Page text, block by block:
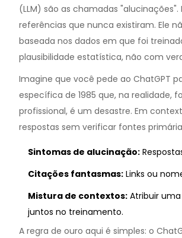
(LLM) são as chamadas
referências que nunca existiram. Ele
baseada nos dados em que foi
plausibilidade estatística, não com
Imagine que você pede ao ChatGPT
específica de 1985 que, na realidade,
profissional, é um desastre. Em
respostas sem verificar fontes
Sintomas de alucinação:
Citações fantasmas:Links ou
Mistura de contextos:Atribuir
juntos no treinamento.
A regra de ouro aqui é simples: o